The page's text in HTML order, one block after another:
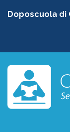
Doposcuola di